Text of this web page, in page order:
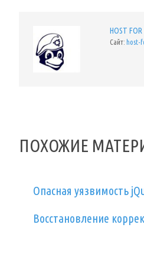
HOST FOR
Сайт: host-
ПОХОЖИЕ
Опасная уязвимость
Восстановление